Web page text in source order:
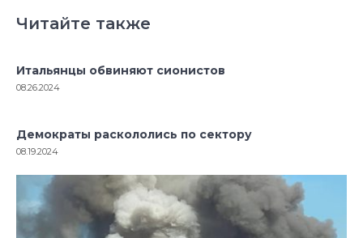
Читайте также
Итальянцы обвиняют сионистов
08.26.2024
Демократы раскололись по сектору
08.19.2024